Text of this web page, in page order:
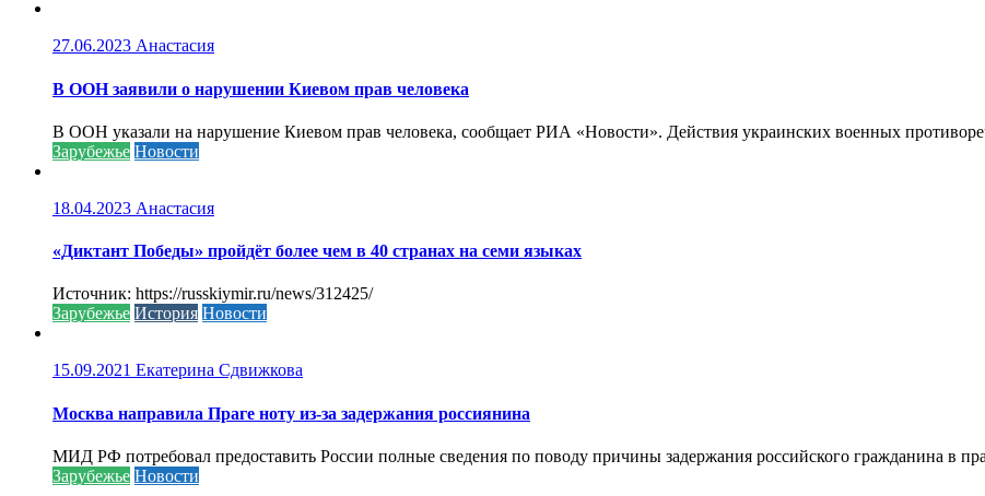
27.06.2023 Анастасия
В ООН заявили о нарушении Киевом прав человека
В ООН указали на нарушение Киевом прав человека, сообщает РИА «Новости». Действия украинских военных
Зарубежье Новости
18.04.2023 Анастасия
«Диктант Победы» пройдёт более чем в 40 странах на семи языках
Источник: https://russkiymir.ru/news/312425/
Зарубежье История Новости
15.09.2021 Екатерина Сдвижкова
Москва направила Праге ноту из-за задержания россиянина
МИД РФ потребовал предоставить России полные сведения по поводу причины задержания российского гражданина в
Зарубежье Новости